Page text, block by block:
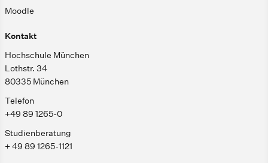
Moodle
Kontakt
Hochschule München
Lothstr. 34
80335 München
Telefon
+49 89 1265-0
Studienberatung
+ 49 89 1265-1121